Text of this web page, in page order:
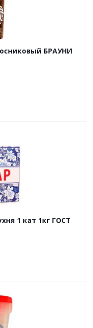
БРАУНИ
1 кат 1кг ГОСТ